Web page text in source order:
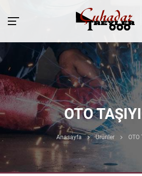
OTO
Anasayfa Ürünler OTO